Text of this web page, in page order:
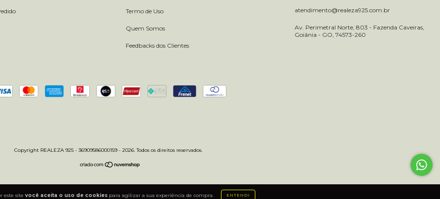
este site você aceita o uso de cookies para agilizar a sua experiência de compra. ENTENDI
Termo de Uso
Quem Somos
Feedbacks dos Clientes
atendimento@realeza925.com.br
Av. Perimetral Norte, 803 - Fazenda Caveiras,
Goiânia - GO, 74573-260
Copyright REALEZA 925 - 36909586000159 - 2026. Todos os direitos reservados.